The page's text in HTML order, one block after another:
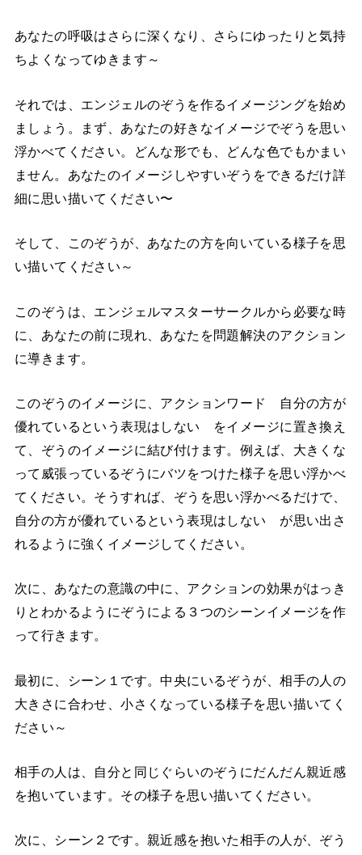
あなたの呼吸はさらに深くなり、さらにゆったりと気持
ちよくなってゆきます～
それでは、エンジェルのぞうを作るイメージングを始め
ましょう。まず、あなたの好きなイメージでぞうを思い
浮かべてください。どんな形でも、どんな色でもかまい
ません。あなたのイメージしやすいぞうをできるだけ詳
細に思い描いてください〜
そして、このぞうが、あなたの方を向いている様子を思
い描いてください～
このぞうは、エンジェルマスターサークルから必要な時
に、あなたの前に現れ、あなたを問題解決のアクション
に導きます。
このぞうのイメージに、アクションワード 自分の方が
優れているという表現はしない をイメージに置き換え
て、ぞうのイメージに結び付けます。例えば、大きくな
って威張っているぞうにバツをつけた様子を思い浮かべ
てください。そうすれば、ぞうを思い浮かべるだけで、
自分の方が優れているという表現はしない が思い出さ
れるように強くイメージしてください。
次に、あなたの意識の中に、アクションの効果がはっき
りとわかるようにぞうによる３つのシーンイメージを作
って行きます。
最初に、シーン１です。中央にいるぞうが、相手の人の
大きさに合わせ、小さくなっている様子を思い描いてく
ださい～
相手の人は、自分と同じぐらいのぞうにだんだん親近感
を抱いています。その様子を思い描いてください。
次に、シーン２です。親近感を抱いた相手の人が、ぞう